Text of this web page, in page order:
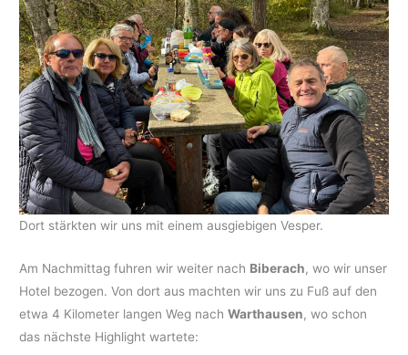
Dort stärkten wir uns mit einem ausgiebigen Vesper.
Am Nachmittag fuhren wir weiter nach Biberach, wo wir unser
Hotel bezogen. Von dort aus machten wir uns zu Fuß auf den
etwa 4 Kilometer langen Weg nachWarthausen, wo schon
das nächste Highlight wartete: